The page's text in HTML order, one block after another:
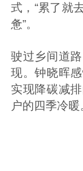
式，“累了就
惫”。
驶过乡间道
现。钟晓晖
实现降碳减
户的四季冷暖